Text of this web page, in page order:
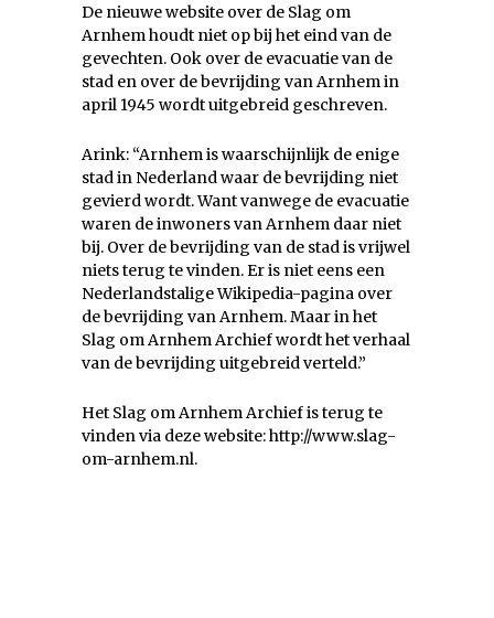
De nieuwe website over de Slag om
Arnhem houdt niet op bij het eind van de
gevechten. Ook over de evacuatie van de
stad en over de bevrijding van Arnhem in
april 1945 wordt uitgebreid geschreven.
Arink: “Arnhem is waarschijnlijk de enige
stad in Nederland waar de bevrijding niet
gevierd wordt. Want vanwege de evacuatie
waren de inwoners van Arnhem daar niet
bij. Over de bevrijding van de stad is vrijwel
niets terug te vinden. Er is niet eens een
Nederlandstalige Wikipedia-pagina over
de bevrijding van Arnhem. Maar in het
Slag om Arnhem Archief wordt het verhaal
van de bevrijding uitgebreid verteld.”
Het Slag om Arnhem Archief is terug te
vinden via deze website: http://www.slag-
om-arnhem.nl.